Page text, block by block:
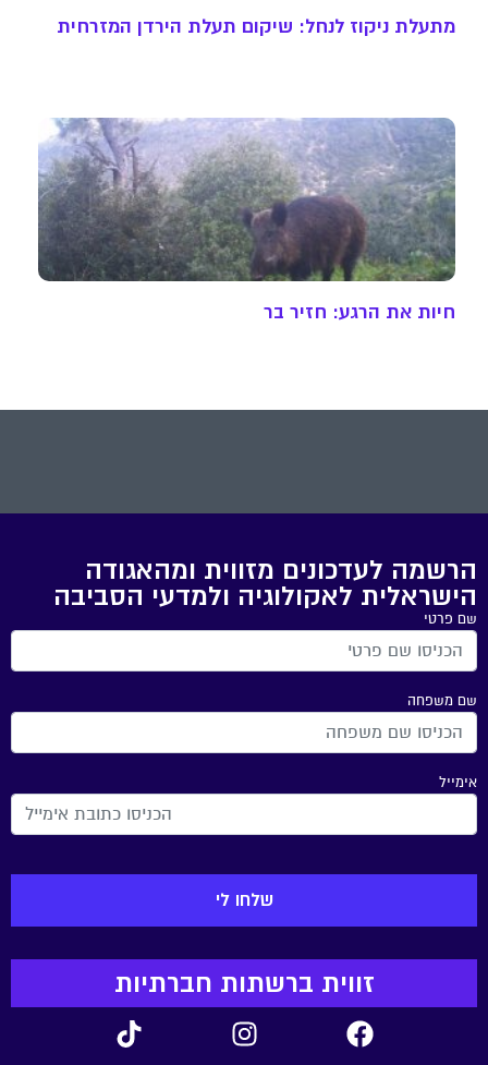
מתעלת ניקוז לנחל: שיקום תעלת הירדן המזרחית
חיות את הרגע: חזיר בר
הרשמה לעדכונים מזווית ומהאגודה
הישראלית לאקולוגיה ולמדעי הסביבה
שם פרטי
שם משפחה
אימייל
זווית ברשתות חברתיות